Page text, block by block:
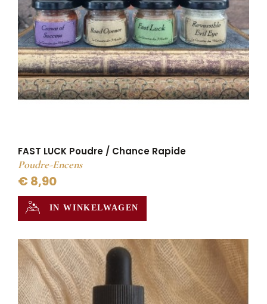
FAST LUCK Poudre / Chance Rapide
Poudre-Encens
€ 8,90
IN WINKELWAGEN